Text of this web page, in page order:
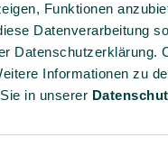
Funktionen
Datenverarbeitung
Datenschutzerklärung.
Informationen zu
in unserer
Karriere
Lieferkette